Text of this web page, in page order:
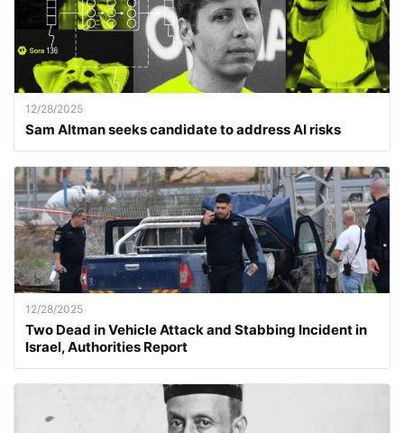
12/28/2025
Sam Altman seeks candidate to address AI risks
12/28/2025
Two Dead in Vehicle Attack and Stabbing Incident in
Israel, Authorities Report